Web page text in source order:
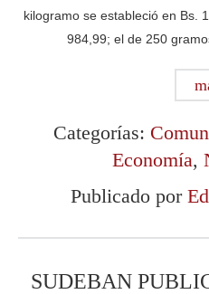
kilogramo se estableció en Bs.
984,99; el de 250
Categorías:
Economía,
Publicado por
SUDEBAN